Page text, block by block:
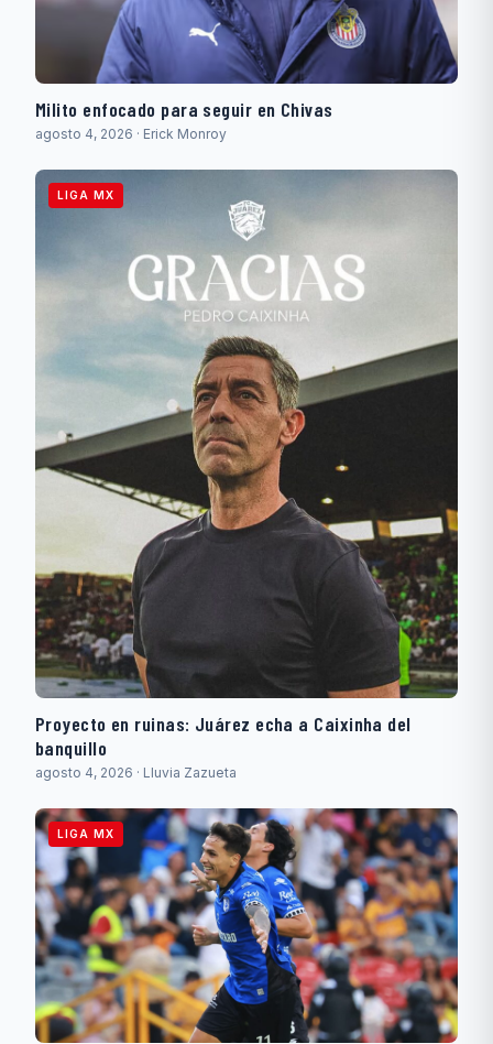
Milito enfocado para seguir en Chivas
agosto 4, 2026 · Erick Monroy
LIGA MX
Proyecto en ruinas: Juárez echa a Caixinha del
banquillo
agosto 4, 2026 · Lluvia Zazueta
LIGA MX